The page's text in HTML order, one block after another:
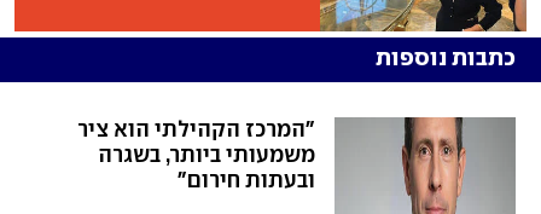
כתבות נוספות
"המרכז הקהילתי הוא ציר
משמעותי ביותר, בשגרה
ובעתות חירום"